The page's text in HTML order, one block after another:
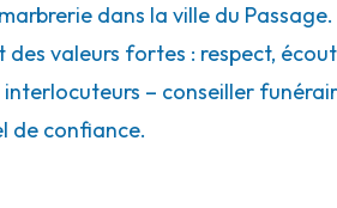
dans la ville du
valeurs fortes : respect,
– conseiller
de confiance.